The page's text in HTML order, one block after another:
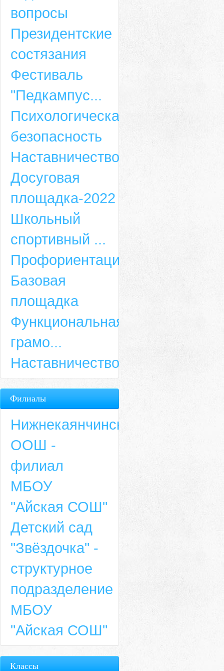
вопросы
Президентские
состязания
Фестиваль
"Педкампус...
Психологическая
безопасность
Наставничество
Досуговая
площадка-2022
Школьный
спортивный ...
Профориентация
Базовая
площадка
Функциональная
грамо...
Наставничество
Филиалы
Нижнекаянчинская
ООШ -
филиал
МБОУ
"Айская СОШ"
Детский сад
"Звёздочка" -
структурное
подразделение
МБОУ
"Айская СОШ"
Классы